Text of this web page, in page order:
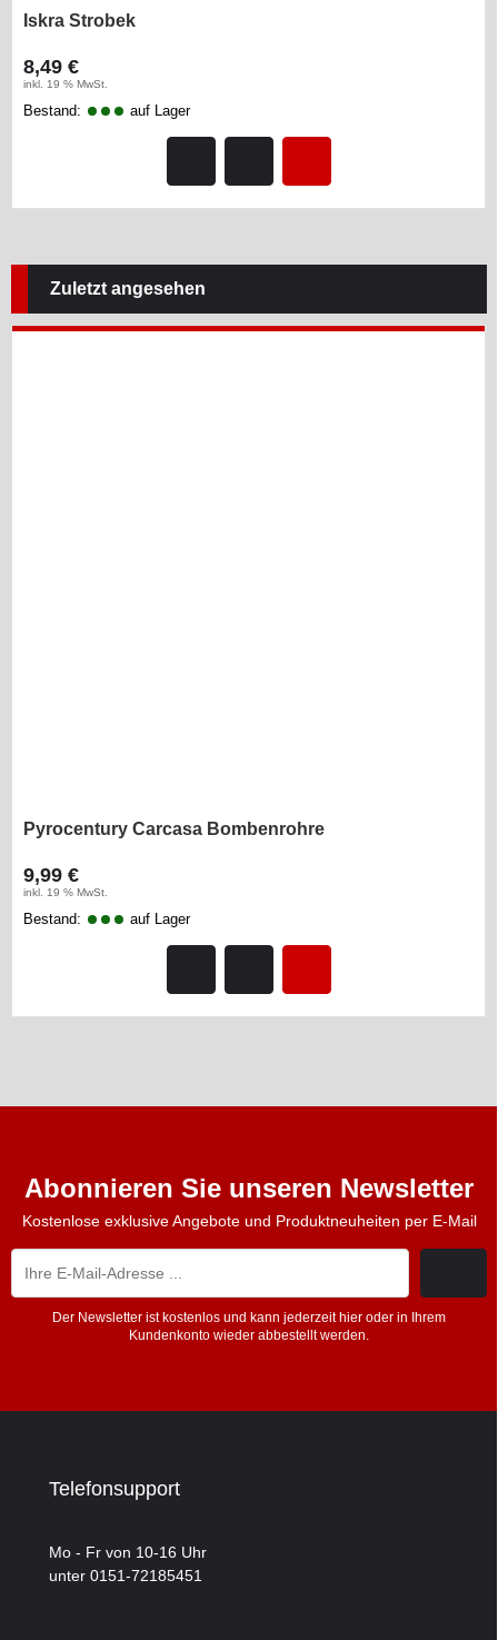
Iskra Strobek
8,49 €
inkl. 19 % MwSt.
Bestand: auf Lager
Zuletzt angesehen
Pyrocentury Carcasa Bombenrohre
9,99 €
inkl. 19 % MwSt.
Bestand: auf Lager
Abonnieren Sie unseren Newsletter
Kostenlose exklusive Angebote und Produktneuheiten per E-Mail
Der Newsletter ist kostenlos und kann jederzeit hier oder in Ihrem
Kundenkonto wieder abbestellt werden.
Telefonsupport
Mo - Fr von 10-16 Uhr
unter 0151-72185451